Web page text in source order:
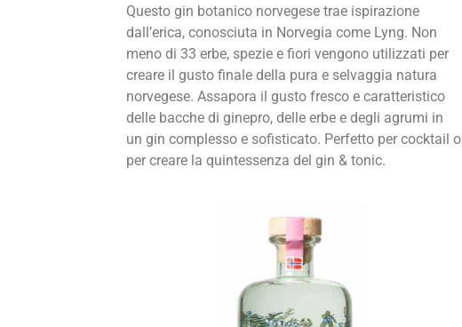
Questo gin botanico norvegese trae ispirazione
dall’erica, conosciuta in Norvegia come Lyng. Non
meno di 33 erbe, spezie e fiori vengono utilizzati per
creare il gusto finale della pura e selvaggia natura
norvegese. Assapora il gusto fresco e caratteristico
delle bacche di ginepro, delle erbe e degli agrumi in
un gin complesso e sofisticato. Perfetto per cocktail o
per creare la quintessenza del gin & tonic.